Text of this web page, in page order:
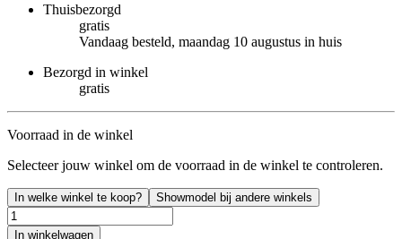
Thuisbezorgd
gratis
Vandaag besteld, maandag 10 augustus in huis
Bezorgd in winkel
gratis
Voorraad in de winkel
Selecteer jouw winkel om de voorraad in de winkel te controleren.
In welke winkel te koop? Showmodel bij andere winkels
In winkelwagen